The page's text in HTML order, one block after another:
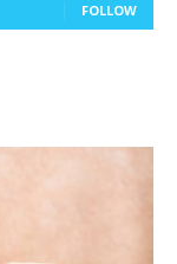
FOLLOW